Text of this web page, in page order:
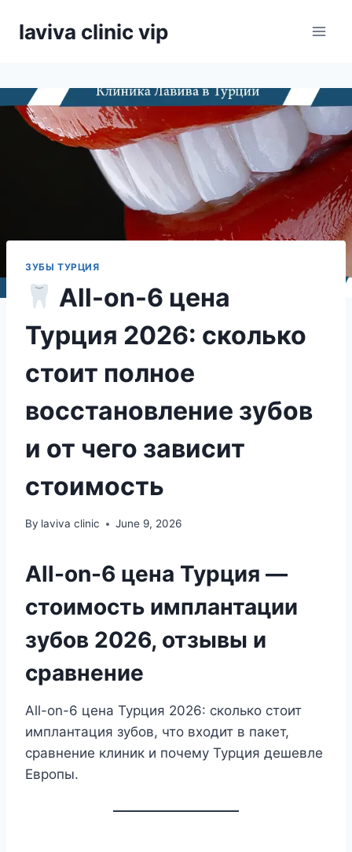
laviva clinic vip
ЗУБЫ ТУРЦИЯ
All-on-6 цена
Турция 2026: сколько
стоит полное
восстановление зубов
и от чего зависит
стоимость
By laviva clinic June 9, 2026
All-on-6 цена Турция —
стоимость имплантации
зубов 2026, отзывы и
сравнение
All-on-6 цена Турция 2026: сколько стоит
имплантация зубов, что входит в пакет,
сравнение клиник и почему Турция дешевле
Европы.